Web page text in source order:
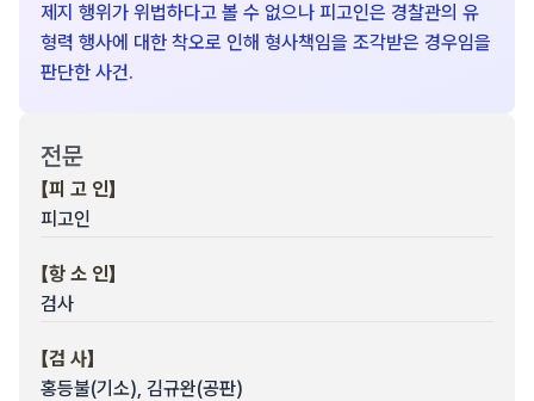
제지 행위가 위법하다고 볼 수 없으나 피고인은 경찰관의 유
형력 행사에 대한 착오로 인해 형사책임을 조각받은 경우임을
판단한 사건.
전문
【피 고 인】
피고인
【항 소 인】
검사
【검 사】
홍등불(기소), 김규완(공판)